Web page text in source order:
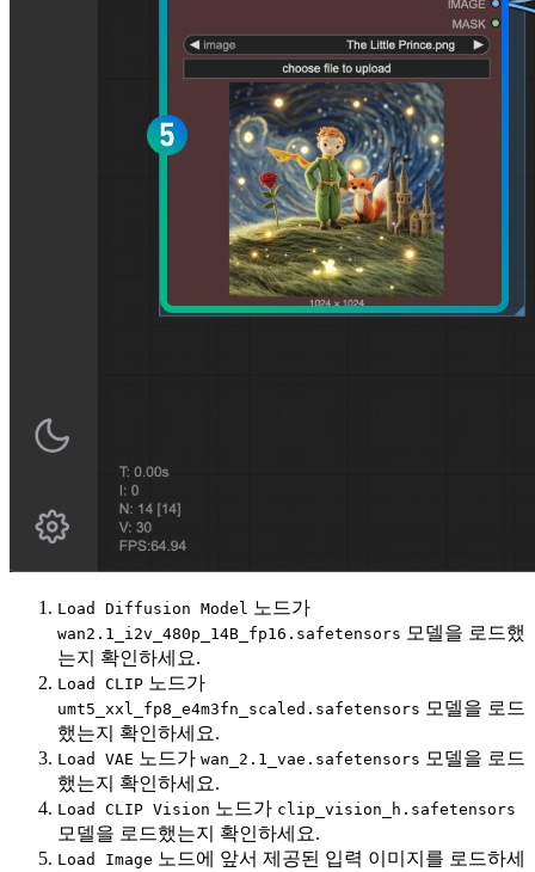
Load Diffusion Model 노드가
wan2.1_i2v_480p_14B_fp16.safetensors 모델을 로드했
는지 확인하세요.
Load CLIP 노드가
umt5_xxl_fp8_e4m3fn_scaled.safetensors 모델을 로드
했는지 확인하세요.
Load VAE 노드가 wan_2.1_vae.safetensors 모델을 로드
했는지 확인하세요.
Load CLIP Vision 노드가 clip_vision_h.safetensors
모델을 로드했는지 확인하세요.
Load Image 노드에 앞서 제공된 입력 이미지를 로드하세